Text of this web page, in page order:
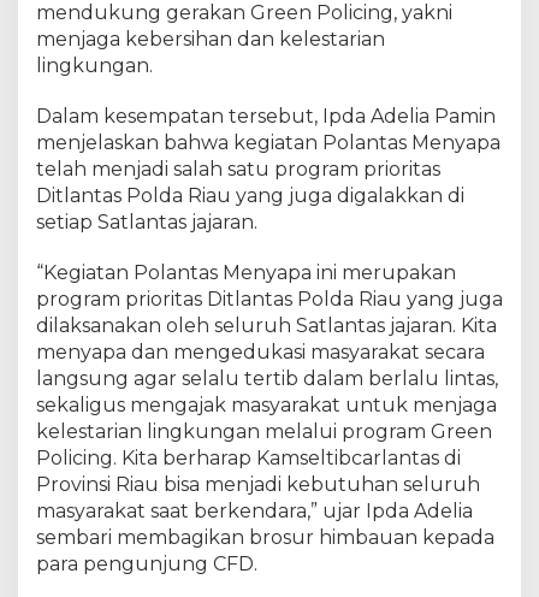
k
s
e
d
u
l
i
i
g
k
u
n
g
a
n
mendukung gerakan Green Policing, yakni
menjaga kebersihan dan kelestarian
lingkungan.
Dalam kesempatan tersebut, Ipda Adelia Pamin
menjelaskan bahwa kegiatan Polantas Menyapa
telah menjadi salah satu program prioritas
Ditlantas Polda Riau yang juga digalakkan di
setiap Satlantas jajaran.
“Kegiatan Polantas Menyapa ini merupakan
program prioritas Ditlantas Polda Riau yang juga
dilaksanakan oleh seluruh Satlantas jajaran. Kita
menyapa dan mengedukasi masyarakat secara
langsung agar selalu tertib dalam berlalu lintas,
sekaligus mengajak masyarakat untuk menjaga
kelestarian lingkungan melalui program Green
Policing. Kita berharap Kamseltibcarlantas di
Provinsi Riau bisa menjadi kebutuhan seluruh
masyarakat saat berkendara,” ujar Ipda Adelia
sembari membagikan brosur himbauan kepada
para pengunjung CFD.